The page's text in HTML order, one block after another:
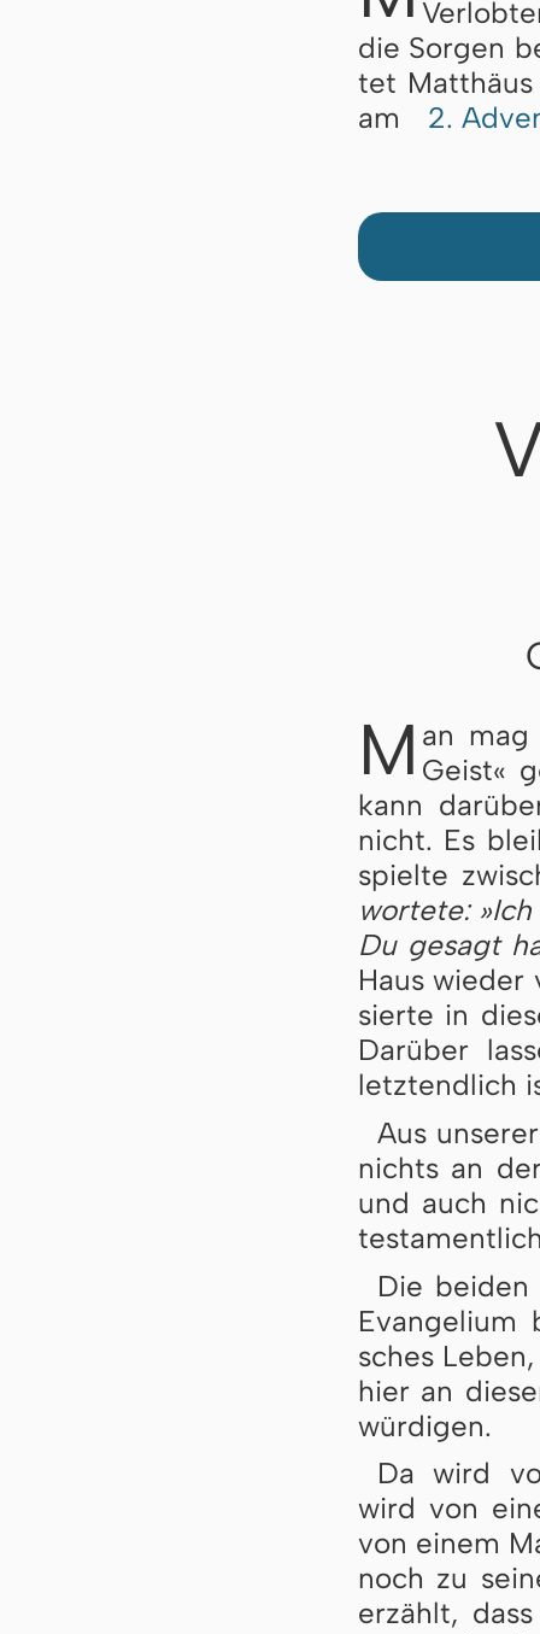
die Sor­gen
tet
am
2.
M an mag
Geist«
kann
nicht. Es
spiel­te
wor­te­te:
Du ge­sagt
Haus
sier­te in
Da­rü­ber
letzt­end­lich
Aus
nichts an
und auch
Die
sches
hier an
wür­di­gen.
Da wird
wird von
von ei­nem
noch zu
er­zählt,